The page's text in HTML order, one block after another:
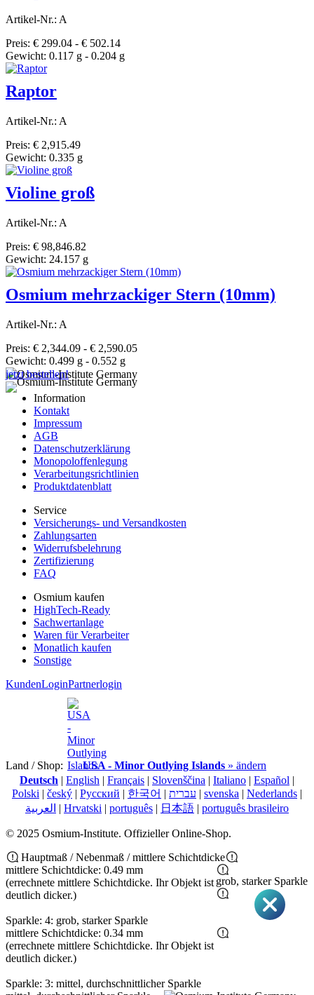
Artikel-Nr.: A
Preis: € 299.04 - € 502.14
Gewicht: 0.117 g - 0.204 g
Raptor
Artikel-Nr.: A
Preis: € 2,915.49
Gewicht: 0.335 g
Violine groß
Artikel-Nr.: A
Preis: € 98,846.82
Gewicht: 24.157 g
Osmium mehrzackiger Stern (10mm)
Artikel-Nr.: A
Preis: € 2,344.09 - € 2,590.05
Gewicht: 0.499 g - 0.552 g
jetzt bestellen!
Information
Kontakt
Impressum
AGB
Datenschutzerklärung
Monopoloffenlegung
Verarbeitungsrichtlinien
Produktdatenblatt
Service
Versicherungs- und Versandkosten
Zahlungsarten
Widerrufsbelehrung
Zertifizierung
FAQ
Osmium kaufen
HighTech-Ready
Sachwertanlage
Waren für Verarbeiter
Monatlich kaufen
Sonstige
KundenLoginPartnerlogin
Land / Shop: USA - Minor Outlying Islands » ändern
Deutsch | English | Français | Slovenščina | Italiano | Español |
Polski | český | Pусский | 한국어 | עברית | svenska | Nederlands |
العربية | Hrvatski | português | 日本語 | português brasileiro
© 2025 Osmium-Institute. Offizieller Online-Shop.
Hauptmaß / Nebenmaß / mittlere Schichtdicke
mittlere Schichtdicke: 0.49 mm
(errechnete mittlere Schichtdicke. Ihr Objekt ist
deutlich dicker.)
Sparkle: 4: grob, starker Sparkle
grob, starker Sparkle
mittlere Schichtdicke: 0.34 mm
(errechnete mittlere Schichtdicke. Ihr Objekt ist
deutlich dicker.)
Sparkle: 3: mittel, durchschnittlicher Sparkle